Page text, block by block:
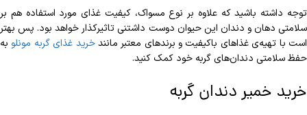
توجه داشته باشید که علاوه بر نوع مسواک، کیفیت غذای مورد استفاده هم بر
سلامتی دهان و دندان این حیوان دوست داشتنی تاثیرکذار خواهد بود. پس بهتر
است با تهیه‌ی غذاهای باکیفیت و برندهای معتبر مانندخرید غذای گربه مونلو به
حفظ سلامتی دندان‌های گربه خود کمک کنید.
خرید خمیر دندان گربه